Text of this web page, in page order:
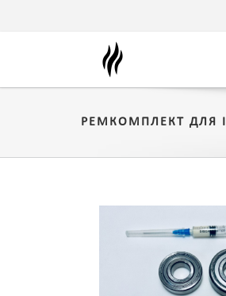
РЕМКОМПЛЕКТ ДЛЯ